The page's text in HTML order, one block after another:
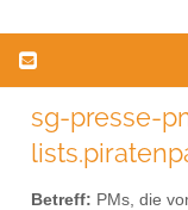
sg-presse-
Betreff: PMs, die